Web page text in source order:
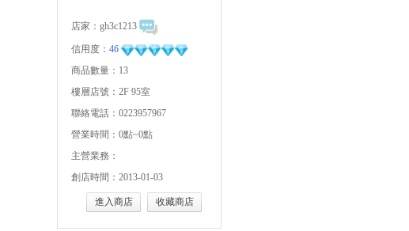
店家： gh3c1213
信用度： 46
商品數量：13
樓層店號：2F 95室
聯絡電話：0223957967
營業時間：0點~0點
主營業務：
創店時間：2013-01-03
進入商店 收藏商店